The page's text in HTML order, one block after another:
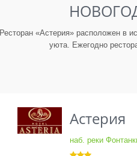
Ресторан «Астерия» расположен в
уюта. Ежегодно
Астерия
наб. реки